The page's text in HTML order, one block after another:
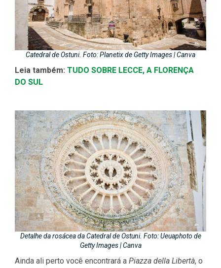
Catedral de Ostuni. Foto: Planetix de Getty Images | Canva
Leia também: TUDO SOBRE LECCE, A FLORENÇA
DO SUL
Detalhe da rosácea da Catedral de Ostuni. Foto: Ueuaphoto de
Getty Images | Canva
Ainda ali perto você encontrará a Piazza della Libertà, o